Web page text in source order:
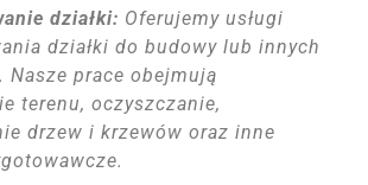
działki: Oferujemy usługi
działki do budowy lub innych
Nasze prace obejmują
terenu, oczyszczanie,
drzew i krzewów oraz inne